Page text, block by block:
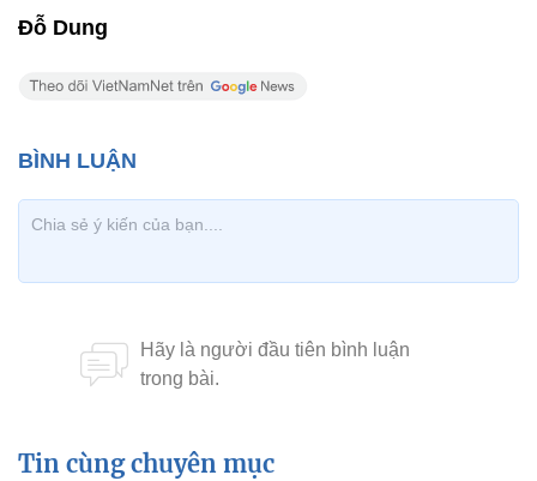
Đỗ Dung
Tin cùng chuyên mục